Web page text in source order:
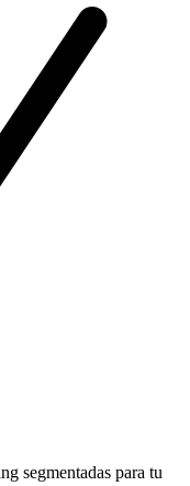
segmentadas para tu